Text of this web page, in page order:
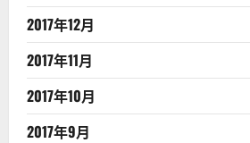
2017年12月
2017年11月
2017年10月
2017年9月